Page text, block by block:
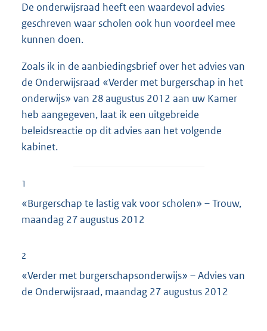
De onderwijsraad heeft een waardevol advies
geschreven waar scholen ook hun voordeel mee
kunnen doen.
Zoals ik in de aanbiedingsbrief over het advies van
de Onderwijsraad «Verder met burgerschap in het
onderwijs» van 28 augustus 2012 aan uw Kamer
heb aangegeven, laat ik een uitgebreide
beleidsreactie op dit advies aan het volgende
kabinet.
1
«Burgerschap te lastig vak voor scholen» – Trouw,
maandag 27 augustus 2012
2
«Verder met burgerschapsonderwijs» – Advies van
de Onderwijsraad, maandag 27 augustus 2012